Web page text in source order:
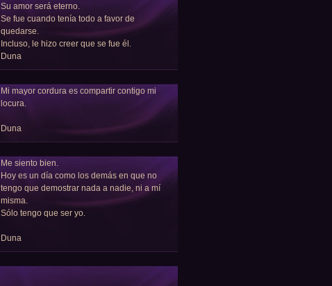
Su amor será eterno.
Se fue cuando tenía todo a favor de
quedarse.
Incluso, le hizo creer que se fue él.
Duna
Mi mayor cordura es compartir contigo mi
locura.
Duna
Me siento bien.
Hoy es un día como los demás en que no
tengo que demostrar nada a nadie, ni a mí
misma.
Sólo tengo que ser yo.
Duna